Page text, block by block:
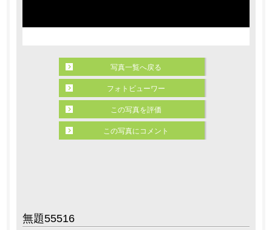
無題55516
写真一覧へ戻る
フォトビューワー
この写真を評価
この写真にコメント